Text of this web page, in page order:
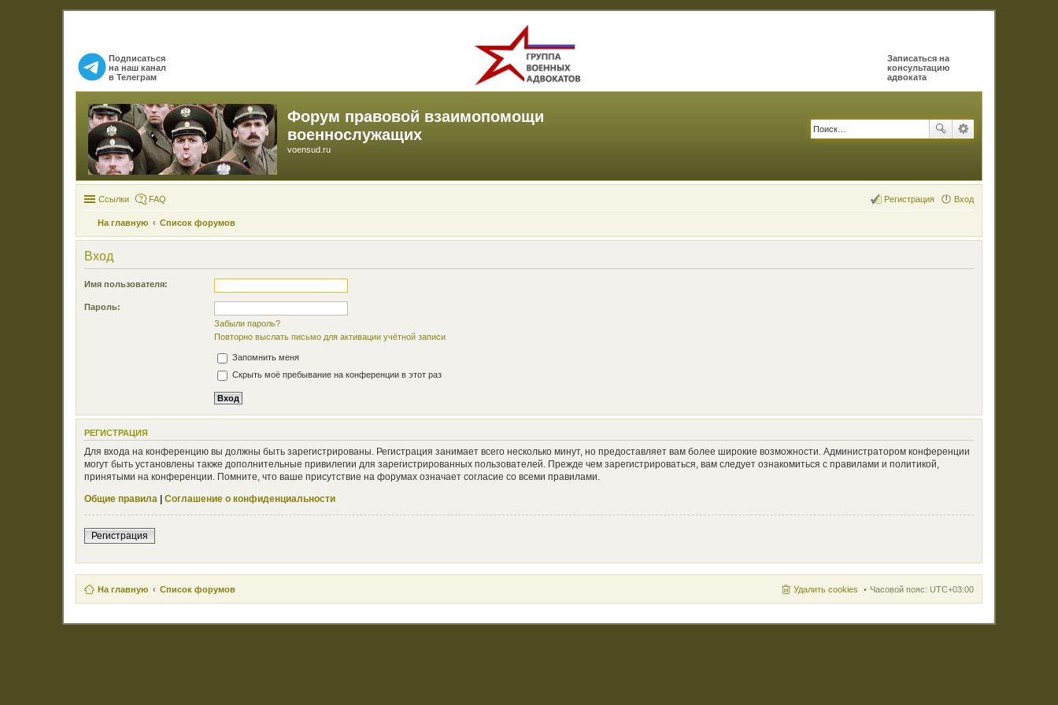
Подписаться
на наш канал
в Телеграм
Записаться на
консультацию
адвоката
Форум правовой взаимопомощи
военнослужащих
voensud.ru
Ссылки FAQ Вход
Регистрация
На главную Список форумов
Вход
Имя пользователя:
Пароль:
Забыли пароль?
Повторно выслать письмо для активации учётной записи
Запомнить меня
Скрыть моё пребывание на конференции в этот раз
РЕГИСТРАЦИЯ
Для входа на конференцию вы должны быть зарегистрированы. Регистрация занимает всего несколько минут, но предоставляет вам более широкие возможности. Администратором конференции
могут быть установлены также дополнительные привилегии для зарегистрированных пользователей. Прежде чем зарегистрироваться, вам следует ознакомиться с правилами и политикой,
принятыми на конференции. Помните, что ваше присутствие на форумах означает согласие со всеми правилами.
Общие правила | Соглашение о конфиденциальности
Регистрация
На главную Список форумов Часовой пояс: UTC+03:00
Удалить cookies